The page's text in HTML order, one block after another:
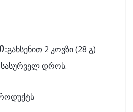
გახსენით 2 კოვზი (28 გ)
დროს.